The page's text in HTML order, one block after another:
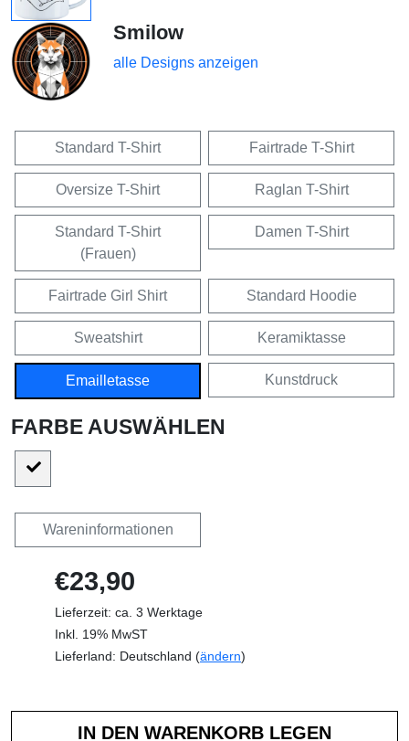
Smilow
alle Designs anzeigen
Standard T-Shirt Fairtrade T-Shirt
Oversize T-Shirt Raglan T-Shirt
Standard T-Shirt
(Frauen)
Damen T-Shirt
Fairtrade Girl Shirt Standard Hoodie
Sweatshirt Keramiktasse
Emailletasse Kunstdruck
FARBE AUSWÄHLEN
Wareninformationen
€23,90
Lieferzeit: ca. 3 Werktage
Inkl. 19% MwST
Lieferland: Deutschland (ändern)